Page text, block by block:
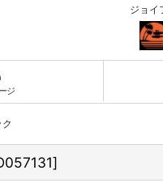
ジョ
ジ
]